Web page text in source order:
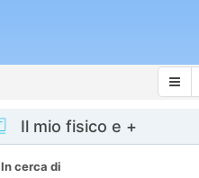
Il mio fisico e +
In cerca di